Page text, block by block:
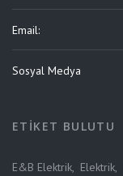
Email:
Sosyal Medya
ETIKET BULUTU
E&B Elektrik, Elektrik,